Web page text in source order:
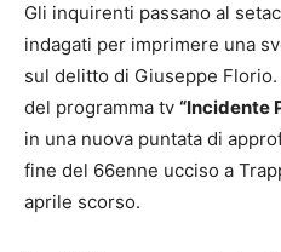
Gli inquirenti passano al
indagati per imprimere una
sul delitto di Giuseppe Florio.
del programma tv “Incidente
in una nuova puntata di
fine del 66enne ucciso a
aprile scorso.